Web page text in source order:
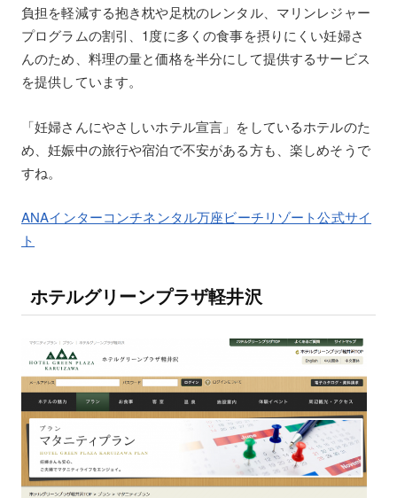
負担を軽減する抱き枕や足枕のレンタル、マリンレジャー
プログラムの割引、1度に多くの食事を摂りにくい妊婦さ
んのため、料理の量と価格を半分にして提供するサービス
を提供しています。
「妊婦さんにやさしいホテル宣言」をしているホテルのた
め、妊娠中の旅行や宿泊で不安がある方も、楽しめそうで
すね。
ANAインターコンチネンタル万座ビーチリゾート公式サイ
ト
ホテルグリーンプラザ軽井沢